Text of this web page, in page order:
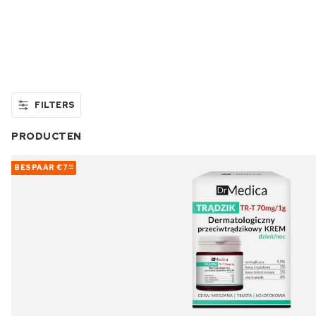
FILTERS
PRODUCTEN
BESPAAR €7 40